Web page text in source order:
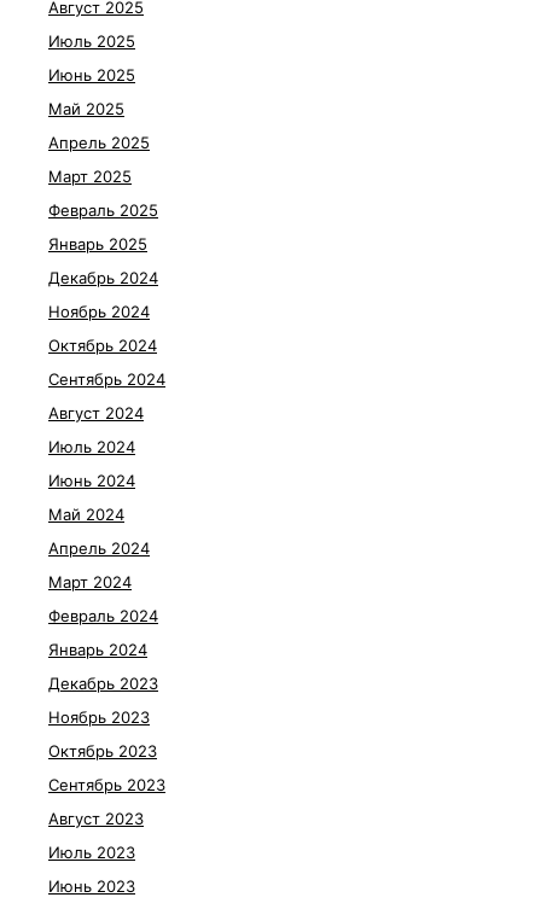
Август 2025
Июль 2025
Июнь 2025
Май 2025
Апрель 2025
Март 2025
Февраль 2025
Январь 2025
Декабрь 2024
Ноябрь 2024
Октябрь 2024
Сентябрь 2024
Август 2024
Июль 2024
Июнь 2024
Май 2024
Апрель 2024
Март 2024
Февраль 2024
Январь 2024
Декабрь 2023
Ноябрь 2023
Октябрь 2023
Сентябрь 2023
Август 2023
Июль 2023
Июнь 2023